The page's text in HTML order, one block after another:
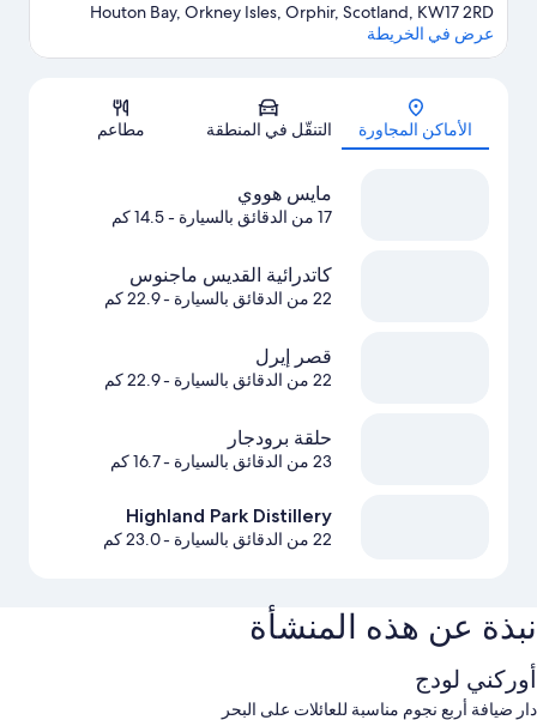
الخريطة
Houton Bay, Orkney Isles, Orphir, Scotland, KW17 2RD
عرض في الخريطة
الأماكن المجاورة التنقّل في المنطقة مطاعم
مايس هووي
17 من الدقائق بالسيارة - 14.5 كم
كاتدرائية القديس ماجنوس
22 من الدقائق بالسيارة - 22.9 كم
قصر إيرل
22 من الدقائق بالسيارة - 22.9 كم
حلقة برودجار
23 من الدقائق بالسيارة - 16.7 كم
Highland Park Distillery
22 من الدقائق بالسيارة - 23.0 كم
نبذة عن هذه المنشأة
أوركني لودج
دار ضيافة أربع نجوم مناسبة للعائلات على البحر